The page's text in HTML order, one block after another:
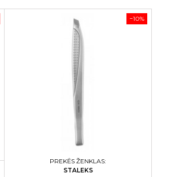
−10%
PREKĖS ŽENKLAS:
STALEKS